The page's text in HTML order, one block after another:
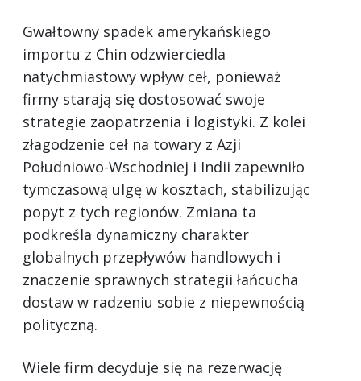
Gwałtowny spadek amerykańskiego
importu z Chin odzwierciedla
natychmiastowy wpływ ceł, ponieważ
firmy starają się dostosować swoje
strategie zaopatrzenia i logistyki. Z kolei
złagodzenie ceł na towary z Azji
Południowo-Wschodniej i Indii zapewniło
tymczasową ulgę w kosztach, stabilizując
popyt z tych regionów. Zmiana ta
podkreśla dynamiczny charakter
globalnych przepływów handlowych i
znaczenie sprawnych strategii łańcucha
dostaw w radzeniu sobie z niepewnością
polityczną.
Wiele firm decyduje się na rezerwację